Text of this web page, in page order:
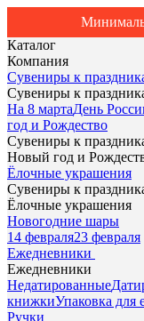
Каталог
Компания
Сувениры к
Сувениры к
На 8 мартаДень
год и Рождество
Сувениры к
Новый год и
Ёлочные украшения
Сувениры к
Ёлочные украшения
Новогодние шары
14 февраля23 февраля
Ежедневники
Ежедневники
Недатированные
книжкиУпаковка для
Ручки